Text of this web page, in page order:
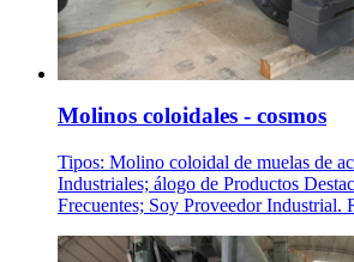
Molinos coloidales - cosmos
Tipos: Molino coloidal de muelas de
Industriales; álogo de Productos
Frecuentes; Soy Proveedor Industrial.